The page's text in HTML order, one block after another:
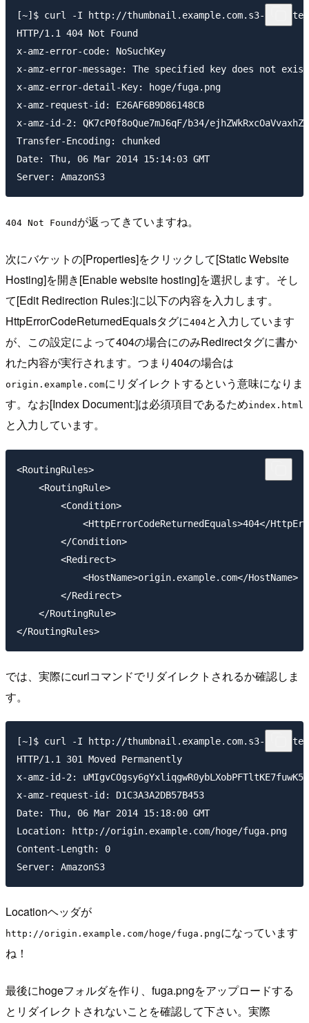
[~]$ curl -I http://thumbnail.example.com.s3-website-
HTTP/1.1 404 Not Found
x-amz-error-code: NoSuchKey
x-amz-error-message: The specified key does not
x-amz-error-detail-Key: hoge/fuga.png
x-amz-request-id: E26AF6B9D86148CB
x-amz-id-2: QK7cP0f8oQue7mJ6qF/b34/
Transfer-Encoding: chunked
Date: Thu, 06 Mar 2014 15:14:03 GMT
Server: AmazonS3
404 Not Found が返ってきていますね。
次にバケットの[Properties]をクリックして[Static Website
Hosting]を開き[Enable website hosting]を選択します。そし
て[Edit Redirection Rules:]に以下の内容を入力します。
HttpErrorCodeReturnedEqualsタグに404と入力しています
が、この設定によって404の場合にのみRedirectタグに書か
れた内容が実行されます。つまり404の場合は
origin.example.comにリダイレクトするという意味になりま
す。なお[Index Document:]は必須項目であるためindex.html
と入力しています。
<RoutingRules>
    <RoutingRule>
        <Condition>
<HttpErrorCodeReturnedEquals>404</
        </Condition>
        <Redirect>
            <HostName>origin.example.com</HostName>
        </Redirect>
    </RoutingRule>
</RoutingRules>
では、実際にcurlコマンドでリダイレクトされるか確認しま
す。
[~]$ curl -I http://thumbnail.example.com.s3-website-
HTTP/1.1 301 Moved Permanently
x-amz-id-2:
x-amz-request-id: D1C3A3A2DB57B453
Date: Thu, 06 Mar 2014 15:18:00 GMT
Location: http://origin.example.com/hoge/fuga.png
Content-Length: 0
Server: AmazonS3
Locationヘッダが
http://origin.example.com/hoge/fuga.pngになっています
ね！
最後にhogeフォルダを作り、fuga.pngをアップロードする
とリダイレクトされないことを確認して下さい。実際